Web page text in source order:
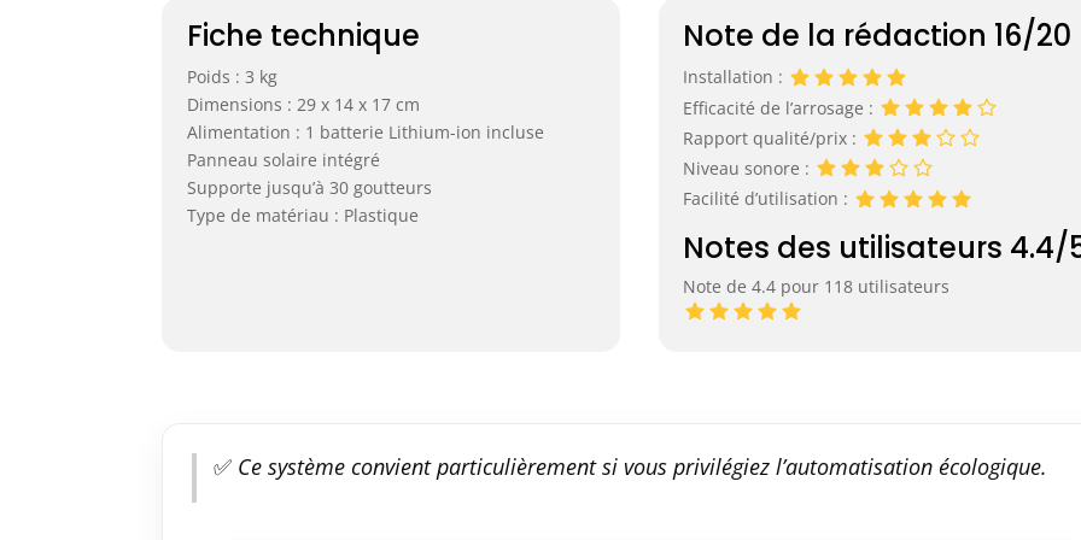
Fiche technique
Poids : 3 kg
Dimensions : 29 x 14 x 17 cm
Alimentation : 1 batterie Lithium-ion incluse
Panneau solaire intégré
Supporte jusqu’à 30 goutteurs
Type de matériau : Plastique
Note de la rédaction 16/20
Installation :
Efficacité de l’arrosage :
Rapport qualité/prix :
Niveau sonore :
Facilité d’utilisation :
Notes des utilisateurs 4.4/
Note de 4.4 pour 118 utilisateurs
✅ Ce système convient particulièrement si vous privilégiez l’automatisation écologique.